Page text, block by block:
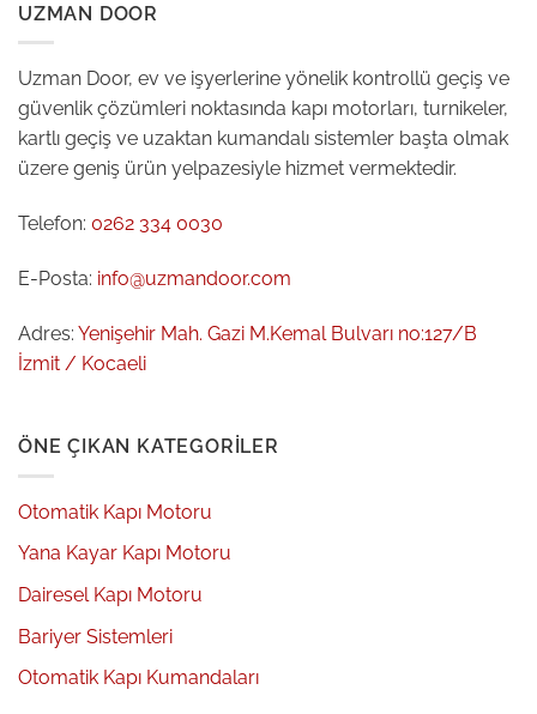
UZMAN DOOR
Uzman Door, ev ve işyerlerine yönelik kontrollü geçiş ve
güvenlik çözümleri noktasında kapı motorları, turnikeler,
kartlı geçiş ve uzaktan kumandalı sistemler başta olmak
üzere geniş ürün yelpazesiyle hizmet vermektedir.
Telefon: 0262 334 0030
E-Posta: info@uzmandoor.com
Adres: Yenişehir Mah. Gazi M.Kemal Bulvarı no:127/B
İzmit / Kocaeli
ÖNE ÇIKAN KATEGORILER
Otomatik Kapı Motoru
Yana Kayar Kapı Motoru
Dairesel Kapı Motoru
Bariyer Sistemleri
Otomatik Kapı Kumandaları